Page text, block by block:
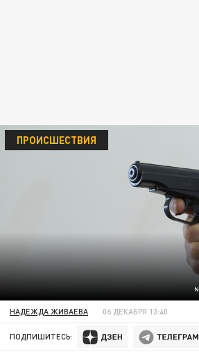
ПРОИСШЕСТВИЯ
НАДЕЖДА ЖИВАЕВА 06 ДЕКАБРЯ 13:40
ПОДПИШИТЕСЬ: